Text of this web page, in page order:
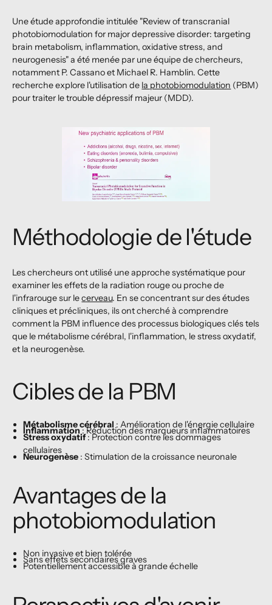
Une étude approfondie intitulée "Review of transcranial
photobiomodulation for major depressive disorder: targeting
brain metabolism, inflammation, oxidative stress, and
neurogenesis" a été menée par une équipe de chercheurs,
notamment P. Cassano et Michael R. Hamblin. Cette
recherche explore l'utilisation de la photobiomodulation (PBM)
pour traiter le trouble dépressif majeur (MDD).
Méthodologie de l'étude
Les chercheurs ont utilisé une approche systématique pour
examiner les effets de la radiation rouge ou proche de
l'infrarouge sur lecerveau. En se concentrant sur des études
cliniques et précliniques, ils ont cherché à comprendre
comment la PBM influence des processus biologiques clés tels
que le métabolisme cérébral, l'inflammation, le stress oxydatif,
et la neurogenèse.
Cibles de la PBM
Métabolisme cérébral : Amélioration de l'énergie cellulaire
Inflammation: Réduction des marqueurs inflammatoires
Stress oxydatif: Protection contre les dommages
cellulaires
Neurogenèse: Stimulation de la croissance neuronale
Avantages de la
photobiomodulation
Non invasive et bien tolérée
Sans effets secondaires graves
Potentiellement accessible à grande échelle